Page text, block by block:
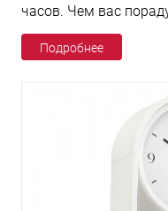
часов. Чем вас
Подробнее